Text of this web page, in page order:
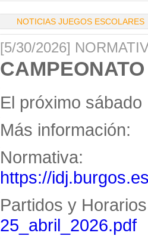
NOTICIAS JUEGOS ESCOLARES
[5/30/2026]
El próximo
Más información:
Normativa:
https://
Partidos y
25_abril_2026.pdf